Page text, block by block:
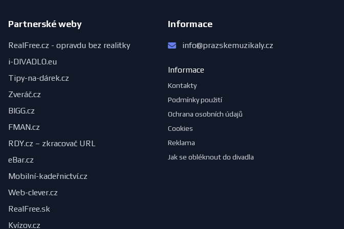
Partnerské weby
RealFree.cz - opravdu bez realitky
i-DIVADLO.eu
Tipy-na-dárek.cz
Zveráč.cz
BIGG.cz
FMAN.cz
RDY.cz – zkracovač URL
eBar.cz
Mobilní-kadeřnictví.cz
Web-clever.cz
RealFree.sk
Kvízov.cz
Informace
info@prazskemuzikaly.cz
Informace
Kontakty
Podmínky použití
Ochrana osobních údajů
Cookies
Reklama
Jak se obléknout do divadla